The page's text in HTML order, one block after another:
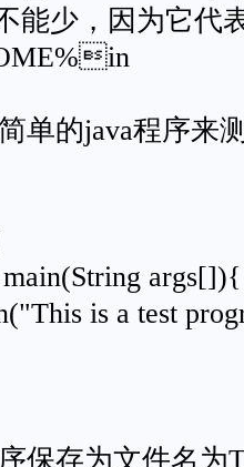
能少，因为它代
单的java程序来
args[]){
is a test
保存为文件名为